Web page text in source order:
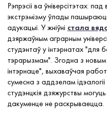
Рэпрэсіі ва ўніверсітэтах:
экстрэмізму ўлады
адукацыі. У жніўні стала
дзяржаўным аграрным
студэнтаў у інтэрнатах "для
тэрарызмам". Згодна з
інтэрнаце", выхаваўчая
сумесна з аддзелам
студэнцкія дзяжурствы
дакуменце не раскрываецца.